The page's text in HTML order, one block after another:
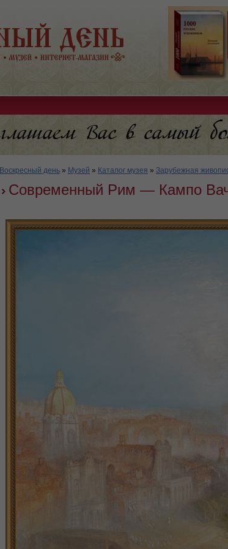
Воскресный день » Музей » Каталог музея » Зарубежная
Современный Рим — Кампо